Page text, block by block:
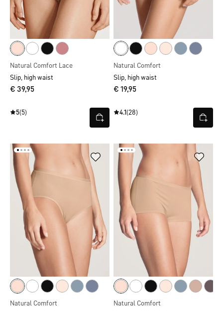
Natural Comfort Lace
Slip, high waist
€ 39,95
5(5)
Natural Comfort
Slip, high waist
€ 19,95
4.1(28)
Natural Comfort
Natural Comfort